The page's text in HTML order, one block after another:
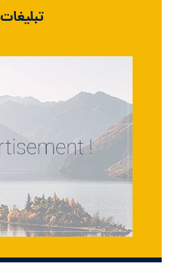
تبلیغات